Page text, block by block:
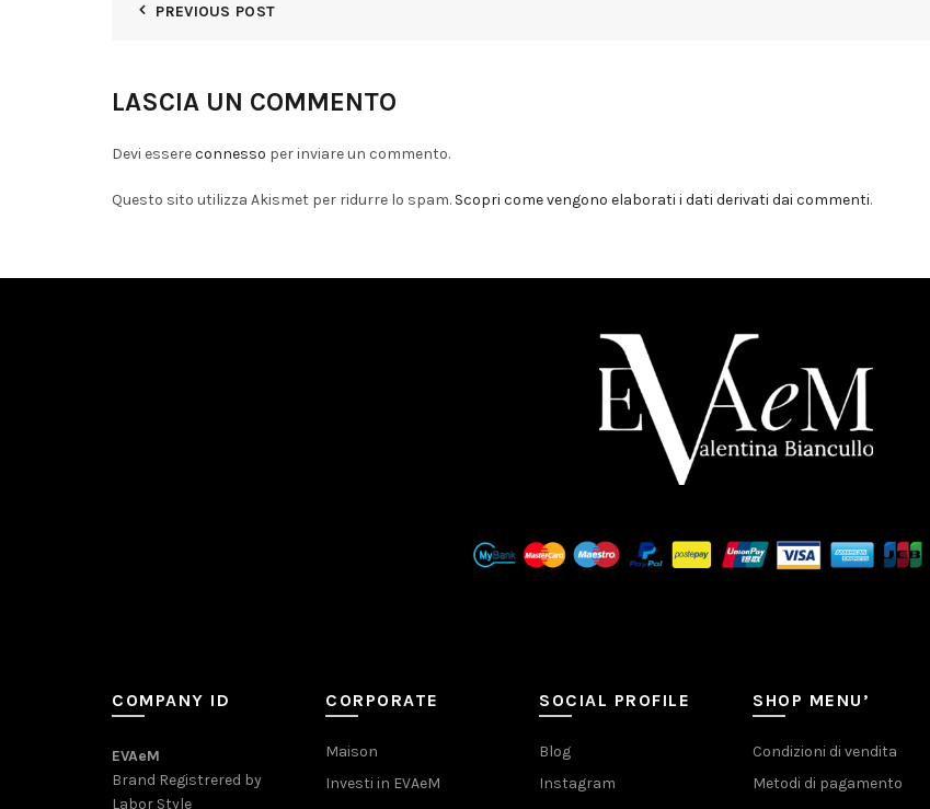
PREVIOUS POST
LASCIA UN COMMENTO
Devi essereconnesso per inviare un commento.
Questo sito utilizza Akismet per ridurre lo spam. Scopri come vengono elaborati i dati derivati dai commenti.
COMPANY ID
EVAeM
Brand Registrered by
Labor Style
CORPORATE
Maison
Investi in EVAeM
SOCIAL PROFILE
Blog
Instagram
SHOP MENU’
Condizioni di vendita
Metodi di pagamento